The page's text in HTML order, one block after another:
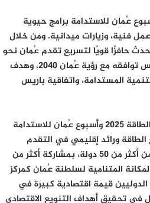
سيتضمن معرض ومؤتمر عُمان للبترول والطاقة 2025 وأسبوع عُمان للاستدامة برامج حيوية
فنية، وزيارات ميدانية. ومن خلال
حافزًا قويًا لتسريع تقدم عُمان نحو
النمو الاقتصادي والتنويع، والعمل المناخي، والتقدم التكنولوجي، مما يعكس توافقه مع رؤية عُمان 2040، وهدف
وأهداف الأمم المتحدة للتنمية المستدامة، واتفاقية باريس
إلى جانب تركيزهما على قطاع الطاقة، يُمثل معرض ومؤتمر عُمان للبترول والطاقة 2025 وأسبوع عُمان للاستدامة
ورائد إقليمي في التقدم
المستدام. ومن المتوقع أن يشهد المعرضان إقبالًا كبيرًا يتجاوز 30,000 زائر من أكثر من 50 دولة، بمشاركة أكثر من
يُبرز المكانة المتنامية لسلطنة عُمان كمركز
قيمة اقتصادية كبيرة في
في تحقيق أهداف التنويع الاقتصادي